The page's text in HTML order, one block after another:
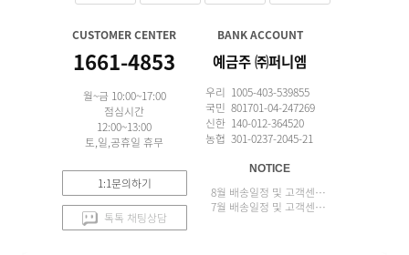
CUSTOMER CENTER
1661-4853
월~금 10:00~17:00
점심시간
12:00~13:00
토,일,공휴일 휴무
1:1문의하기
톡톡 채팅상담
BANK ACCOUNT
예금주 ㈜퍼니엠
우리 1005-403-539855
국민 801701-04-247269
신한 140-012-364520
농협 301-0237-2045-21
NOTICE
8월 배송일정 및 고객센터 업무 안내
7월 배송일정 및 고객센터 업무 안내